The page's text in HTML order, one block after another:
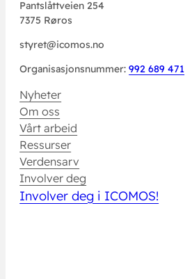
Pantslåttveien 254
7375 Røros
styret@icomos.no
Organisasjonsnummer:992 689 471
Nyheter
Om oss
Vårt arbeid
Ressurser
Verdensarv
Involver deg
Involver deg i ICOMOS!